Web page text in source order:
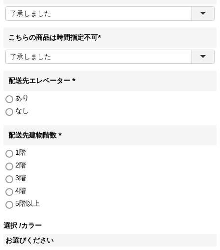
(
こちらの商品は時間指定不可
(
配送先エレベーター
あり
なし
配送先建物階数
1階
2階
3階
4階
5階以上
選択
カラー
お選びください